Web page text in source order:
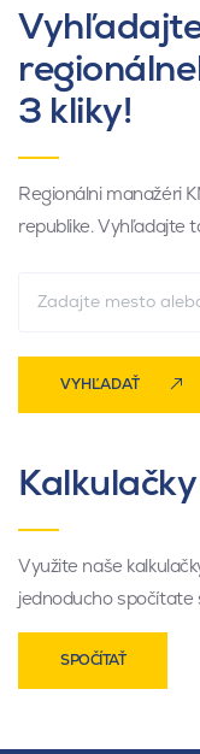
3 kliky!
Regionálni manažéri
republike. Vyhľadajte
VYHĽADAŤ
Využite naše
jednoducho
SPOČÍTAŤ